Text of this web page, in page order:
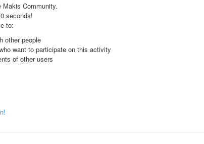
Community.
seconds!
to:
other people
want to participate on this activity
of other users